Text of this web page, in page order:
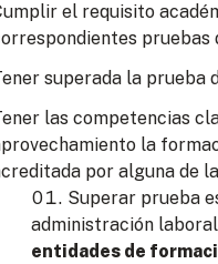
el requisito
pruebas
superada la prueba
las competencias
la
por alguna de
Superar prueba
administración
entidades de